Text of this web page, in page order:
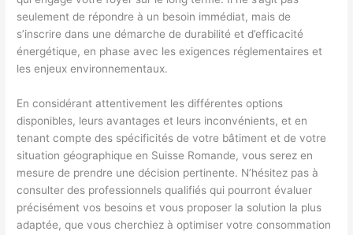
seulement de répondre à un besoin immédiat, mais de
s’inscrire dans une démarche de durabilité et d’efficacité
énergétique, en phase avec les exigences réglementaires et
les enjeux environnementaux.
En considérant attentivement les différentes options
disponibles, leurs avantages et leurs inconvénients, et en
tenant compte des spécificités de votre bâtiment et de votre
situation géographique en Suisse Romande, vous serez en
mesure de prendre une décision pertinente. N’hésitez pas à
consulter des professionnels qualifiés qui pourront évaluer
précisément vos besoins et vous proposer la solution la plus
adaptée, que vous cherchiez à optimiser votre consommation